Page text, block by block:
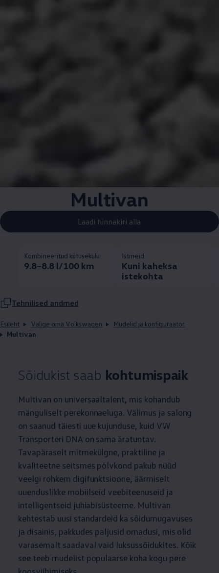
Multivan
Laadi hinnakiri alla
Kombineeritud kütusekulu
9.8–8.8 l/100 km
Istmeid
Kuni kaheksa
istekohta
Tehnilised andmed
Esileht Valige oma Volkswagen
Mudelid ja konfiguraator
Multivan
Sõidukist saab kohtumispaik
Multivan on universaaltalent, mis kohandub
mänguliselt perekonnaeluga. Välimus ja salong
on saanud täiesti uue kujunduse, kuid VW
Transporteri DNA on sama äratuntav.
Tavapäraselt mitmekülgne, praktiline ja
kvaliteetne seitsmes põlvkond pakub nüüd
veelgi rohkem digifunktsioone, äärmiselt
uuenduslikke mobiilseid veebiteenuseid ja
intelligentseid juhiabisüsteeme. Multivan
kehtestab uusi standardeid ka sõidumugavuses
ja disainis, pakkudes paljusid omadusi, mis olid
varasemalt saadaval vaid luksussõidukites. Kõik
see teeb mudelist populaarse koha kogu pere